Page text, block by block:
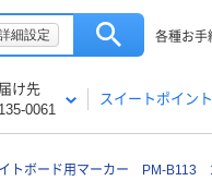
細設定 各種お手
け先
0061
スイートポイント
トボード用マーカー PM-B113